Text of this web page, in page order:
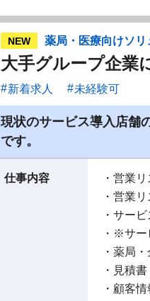
NEW 薬局・医療向けソリ
大手グループ企業
新着求人 未経験可
現状のサービス導入店舗
です。
仕事内容
・営業
・営業
・サー
・※サー
・薬局
・見積
・顧客